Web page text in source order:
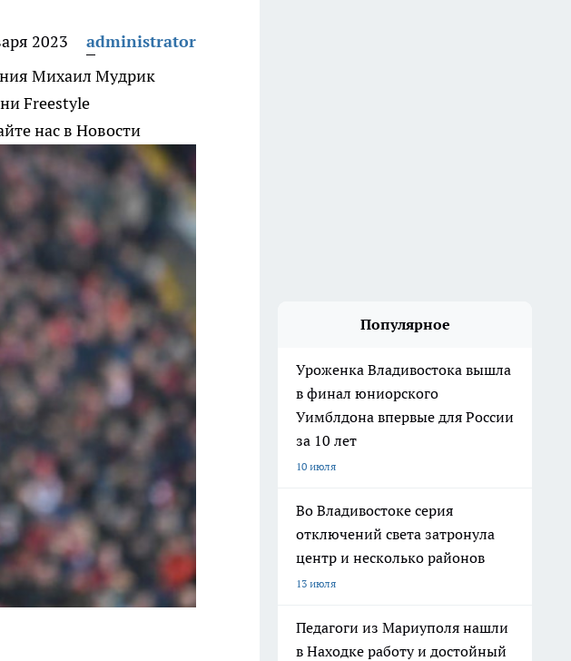
2023
administrator
Михаил Мудрик
Freestyle
нас в Новости
Популярное
Уроженка Владивостока вышла
в финал юниорского
Уимблдона впервые для России
за 10 лет
10 июля
Во Владивостоке серия
отключений света затронула
центр и несколько районов
13 июля
Педагоги из Мариуполя нашли
в Находке работу и достойный